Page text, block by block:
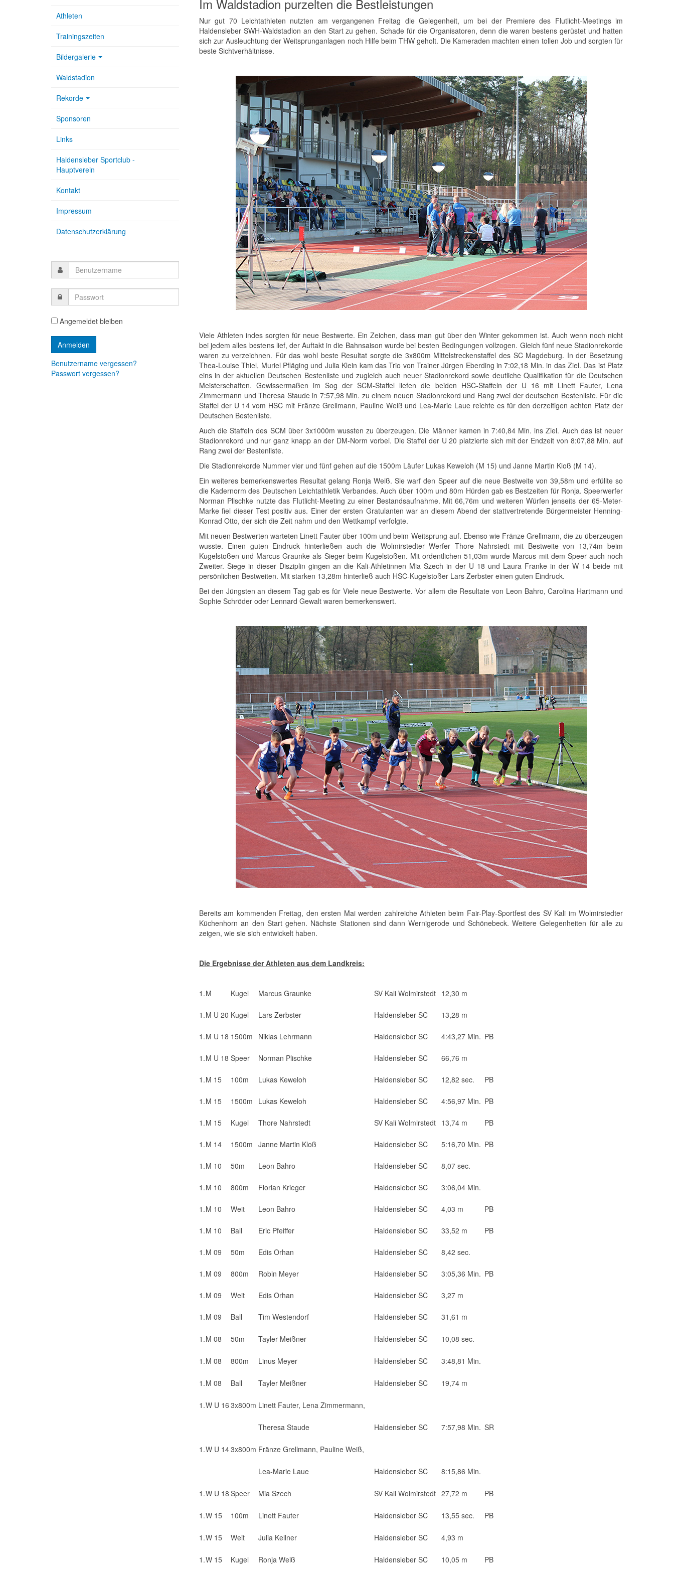
Im Waldstadion purzelten die Bestleistungen
Nur gut 70 Leichtathleten nutzten am vergangenen Freitag die Gelegenheit, um bei der Premiere des Flutlicht-Meetings im
Haldensleber SWH-Waldstadion an den Start zu gehen. Schade für die Organisatoren, denn die waren bestens gerüstet und hatten
sich zur Ausleuchtung der Weitsprunganlagen noch Hilfe beim THW geholt. Die Kameraden machten einen tollen Job und sorgten für
beste Sichtverhältnisse.
Viele Athleten indes sorgten für neue Bestwerte. Ein Zeichen, dass man gut über den Winter gekommen ist. Auch wenn noch nicht
bei jedem alles bestens lief, der Auftakt in die Bahnsaison wurde bei besten Bedingungen vollzogen. Gleich fünf neue Stadionrekorde
waren zu verzeichnen. Für das wohl beste Resultat sorgte die 3x800m Mittelstreckenstaffel des SC Magdeburg. In der Besetzung
Thea-Louise Thiel, Muriel Pfläging und Julia Klein kam das Trio von Trainer Jürgen Eberding in 7:02,18 Min. in das Ziel. Das ist Platz
eins in der aktuellen Deutschen Bestenliste und zugleich auch neuer Stadionrekord sowie deutliche Qualifikation für die Deutschen
Meisterschaften. Gewissermaßen im Sog der SCM-Staffel liefen die beiden HSC-Staffeln der U 16 mit Linett Fauter, Lena
Zimmermann und Theresa Staude in 7:57,98 Min. zu einem neuen Stadionrekord und Rang zwei der deutschen Bestenliste. Für die
Staffel der U 14 vom HSC mit Fränze Grellmann, Pauline Weiß und Lea-Marie Laue reichte es für den derzeitigen achten Platz der
Deutschen Bestenliste.
Auch die Staffeln des SCM über 3x1000m wussten zu überzeugen. Die Männer kamen in 7:40,84 Min. ins Ziel. Auch das ist neuer
Stadionrekord und nur ganz knapp an der DM-Norm vorbei. Die Staffel der U 20 platzierte sich mit der Endzeit von 8:07,88 Min. auf
Rang zwei der Bestenliste.
Die Stadionrekorde Nummer vier und fünf gehen auf die 1500m Läufer Lukas Keweloh (M 15) und Janne Martin Kloß (M 14).
Ein weiteres bemerkenswertes Resultat gelang Ronja Weiß. Sie warf den Speer auf die neue Bestweite von 39,58m und erfüllte so
die Kadernorm des Deutschen Leichtathletik Verbandes. Auch über 100m und 80m Hürden gab es Bestzeiten für Ronja. Speerwerfer
Norman Plischke nutzte das Flutlicht-Meeting zu einer Bestandsaufnahme. Mit 66,76m und weiteren Würfen jenseits der 65-Meter-
Marke fiel dieser Test positiv aus. Einer der ersten Gratulanten war an diesem Abend der stattvertretende Bürgermeister Henning-
Konrad Otto, der sich die Zeit nahm und den Wettkampf verfolgte.
Mit neuen Bestwerten warteten Linett Fauter über 100m und beim Weitsprung auf. Ebenso wie Fränze Grellmann, die zu überzeugen
wusste. Einen guten Eindruck hinterließen auch die Wolmirstedter Werfer Thore Nahrstedt mit Bestweite von 13,74m beim
Kugelstoßen und Marcus Graunke als Sieger beim Kugelstoßen. Mit ordentlichen 51,03m wurde Marcus mit dem Speer auch noch
Zweiter. Siege in dieser Disziplin gingen an die Kali-Athletinnen Mia Szech in der U 18 und Laura Franke in der W 14 beide mit
persönlichen Bestweiten. Mit starken 13,28m hinterließ auch HSC-Kugelstoßer Lars Zerbster einen guten Eindruck.
Bei den Jüngsten an diesem Tag gab es für Viele neue Bestwerte. Vor allem die Resultate von Leon Bahro, Carolina Hartmann und
Sophie Schröder oder Lennard Gewalt waren bemerkenswert.
Bereits am kommenden Freitag, den ersten Mai werden zahlreiche Athleten beim Fair-Play-Sportfest des SV Kali im Wolmirstedter
Küchenhorn an den Start gehen. Nächste Stationen sind dann Wernigerode und Schönebeck. Weitere Gelegenheiten für alle zu
zeigen, wie sie sich entwickelt haben.
Die Ergebnisse der Athleten aus dem Landkreis:
1.M Kugel Marcus Graunke SV Kali Wolmirstedt 12,30 m
1.M U 20 Kugel Lars Zerbster Haldensleber SC 13,28 m
1.M U 18 1500m Niklas Lehrmann Haldensleber SC 4:43,27 Min. PB
1.M U 18 Speer Norman Plischke Haldensleber SC 66,76 m
1.M 15 100m Lukas Keweloh Haldensleber SC 12,82 sec. PB
1.M 15 1500m Lukas Keweloh Haldensleber SC 4:56,97 Min. PB
1.M 15 Kugel Thore Nahrstedt SV Kali Wolmirstedt 13,74 m PB
1.M 14 1500m Janne Martin Kloß Haldensleber SC 5:16,70 Min. PB
1.M 10 50m Leon Bahro Haldensleber SC 8,07 sec.
1.M 10 800m Florian Krieger Haldensleber SC 3:06,04 Min.
1.M 10 Weit Leon Bahro Haldensleber SC 4,03 m PB
1.M 10 Ball Eric Pfeiffer Haldensleber SC 33,52 m PB
1.M 09 50m Edis Orhan Haldensleber SC 8,42 sec.
1.M 09 800m Robin Meyer Haldensleber SC 3:05,36 Min. PB
1.M 09 Weit Edis Orhan Haldensleber SC 3,27 m
1.M 09 Ball Tim Westendorf Haldensleber SC 31,61 m
1.M 08 50m Tayler Meißner Haldensleber SC 10,08 sec.
1.M 08 800m Linus Meyer Haldensleber SC 3:48,81 Min.
1.M 08 Ball Tayler Meißner Haldensleber SC 19,74 m
1.W U 16 3x800m Linett Fauter, Lena Zimmermann,
Theresa Staude Haldensleber SC 7:57,98 Min. SR
1.W U 143x800m Fränze Grellmann, Pauline Weiß,
Lea-Marie Laue Haldensleber SC 8:15,86 Min.
1.W U 18 Speer Mia Szech SV Kali Wolmirstedt 27,72 m PB
1.W 15 100m Linett Fauter Haldensleber SC 13,55 sec. PB
1.W 15 Weit Julia Kellner Haldensleber SC 4,93 m
1.W 15 Kugel Ronja Weiß Haldensleber SC 10,05 m PB
Athleten
Trainingszeiten
Bildergalerie
Waldstadion
Rekorde
Sponsoren
Links
Haldensleber Sportclub -
Hauptverein
Kontakt
Impressum
Datenschutzerklärung
Angemeldet bleiben
Benutzername vergessen?
Passwort vergessen?